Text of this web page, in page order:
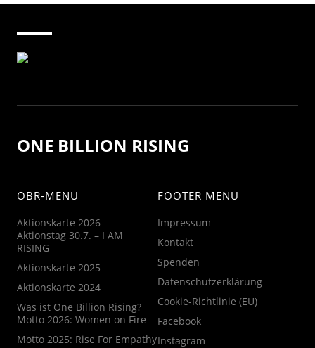
ONE BILLION RISING
OBR-MENU
Aktionskarte 2026
Aktionstag 30.7. – I AM
RISING
Aktionskarte 2025
Aktionskarte 2024
Was ist One Billion Rising?
Motto 2026: Women on Fire
Motto 2025: Rise For Empathy
FOOTER MENU
Impressum
Kontakt
Spenden
Datenschutzerklärung
Cookie-Richtlinie (EU)
Facebook
Instagram